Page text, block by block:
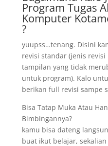
Program Tugas
Komputer
?
yuupss…tenang. Disini
revisi standar (jenis
tampilan yang tidak
untuk program). Kalo
berikan full revisi sampe
Bisa Tatap Muka Atau
Bimbingannya?
kamu bisa dateng
buat ikut belajar,